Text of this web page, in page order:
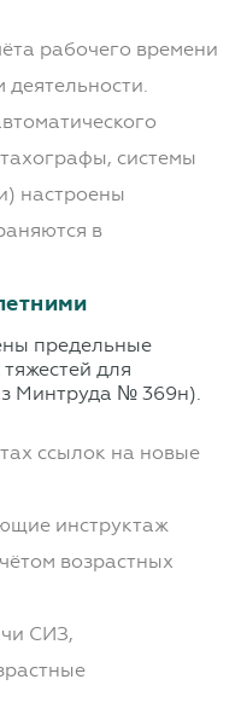
рабочего времени
деятельности.
системы
настроены
в
предельные
для
Минтруда № 369н).
ссылок на новые
инструктаж
возрастных
СИЗ,